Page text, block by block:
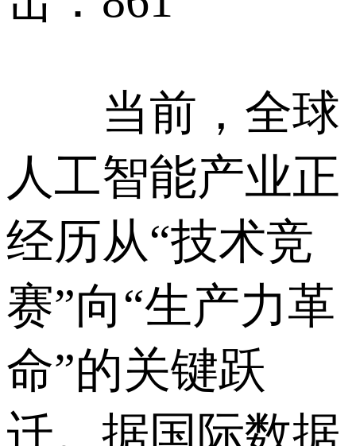
当前，全球
人工智能产业正
经历从“技术竞
赛”向“生产力革
命”的关键跃
迁。据国际数据